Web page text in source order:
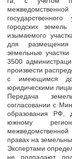
городских
изымаемого
для размещения
земельные
3500
произвести
с имеющимся
юридическими
Передача
согласовании с
образования РФ,
южному
правах на
Экспертами
не подпадают